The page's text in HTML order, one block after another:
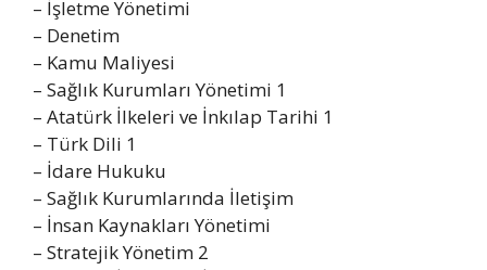
– İşletme Yönetimi
– Denetim
– Kamu Maliyesi
– Sağlık Kurumları Yönetimi 1
– Atatürk İlkeleri ve İnkılap Tarihi 1
– Türk Dili 1
– İdare Hukuku
– Sağlık Kurumlarında İletişim
– İnsan Kaynakları Yönetimi
– Stratejik Yönetim 2